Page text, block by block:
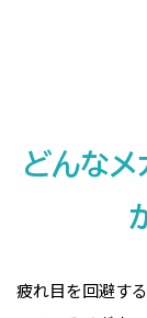
どんなメ
疲れ目を回避す